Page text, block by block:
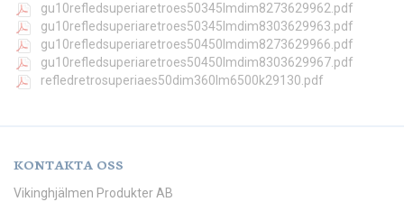
gu10refledsuperiaretroes50345lmdim8273629962.pdf
gu10refledsuperiaretroes50345lmdim8303629963.pdf
gu10refledsuperiaretroes50450lmdim8273629966.pdf
gu10refledsuperiaretroes50450lmdim8303629967.pdf
refledretrosuperiaes50dim360lm6500k29130.pdf
KONTAKTA OSS
Vikinghjälmen Produkter AB